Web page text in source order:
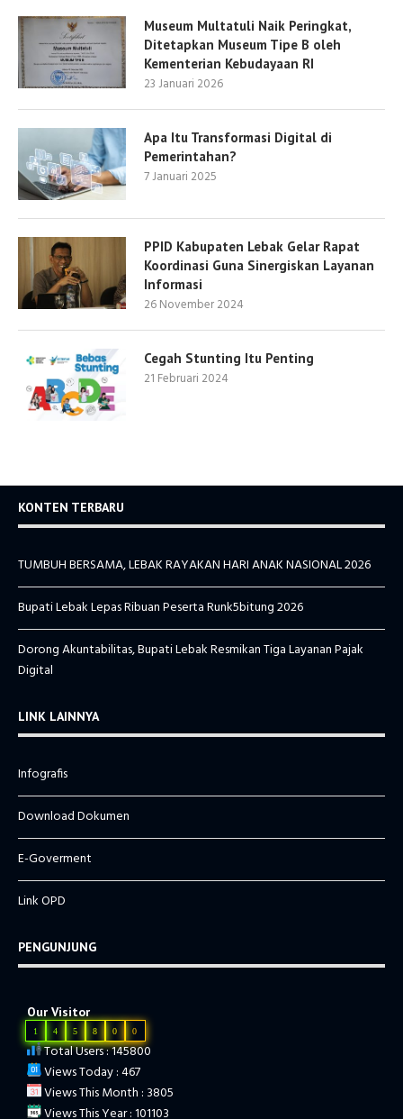
Museum Multatuli Naik Peringkat,
Ditetapkan Museum Tipe B oleh
Kementerian Kebudayaan RI
23 Januari 2026
Apa Itu Transformasi Digital di
Pemerintahan?
7 Januari 2025
PPID Kabupaten Lebak Gelar Rapat
Koordinasi Guna Sinergiskan Layanan
Informasi
26 November 2024
Cegah Stunting Itu Penting
21 Februari 2024
KONTEN TERBARU
TUMBUH BERSAMA, LEBAK RAYAKAN HARI ANAK NASIONAL 2026
Bupati Lebak Lepas Ribuan Peserta Runk5bitung 2026
Dorong Akuntabilitas, Bupati Lebak Resmikan Tiga Layanan Pajak
Digital
LINK LAINNYA
Infografis
Download Dokumen
E-Goverment
Link OPD
PENGUNJUNG
Our Visitor
1 4 5 8 0 0
Total Users : 145800
Views Today : 467
Views This Month : 3805
Views This Year : 101103